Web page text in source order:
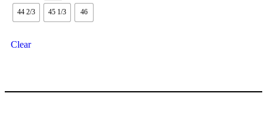
44 2/3 45 1/3 46
Clear